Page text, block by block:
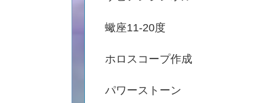
蠍座11-20度
ホロスコープ作成
パワーストーン